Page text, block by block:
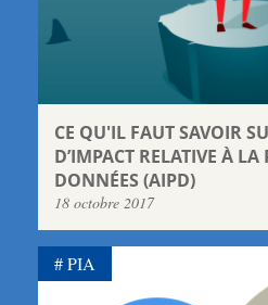
CE QU'IL FAUT SAVOIR
D’IMPACT RELATIVE À
DONNÉES (AIPD)
18 octobre 2017
PIA